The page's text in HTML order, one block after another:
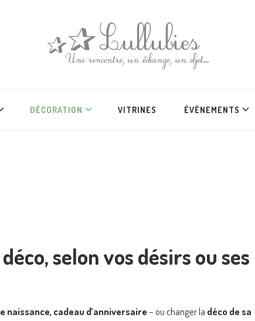
DÉCORATION VITRINES ÉVÉNEMENTS
selon vos désirs ou ses
naissance, cadeau d’anniversaire– ou changer la déco de sa